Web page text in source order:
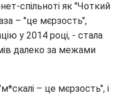
спільноті як "Чоткий
– "це мєрзость",
у 2014 році, - стала
далеко за межами
– це мєрзость", і